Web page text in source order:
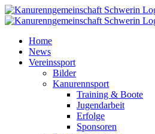
Home
News
Vereinssport
Bilder
Kanurennsport
Training & Boote
Jugendarbeit
Erfolge
Sponsoren